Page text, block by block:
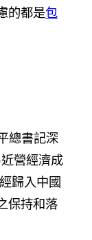
的都是包
總書記深
營經濟成
歸入中國
保持和落